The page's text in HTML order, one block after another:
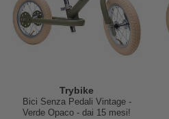
Trybike
Bici Senza Pedali Vintage -
Verde Opaco - dai 15 mesi!